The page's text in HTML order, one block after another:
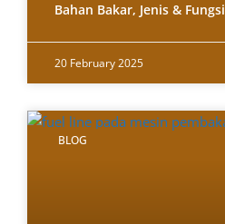
Bahan Bakar, Jenis & Fungsi
20 February 2025
BLOG